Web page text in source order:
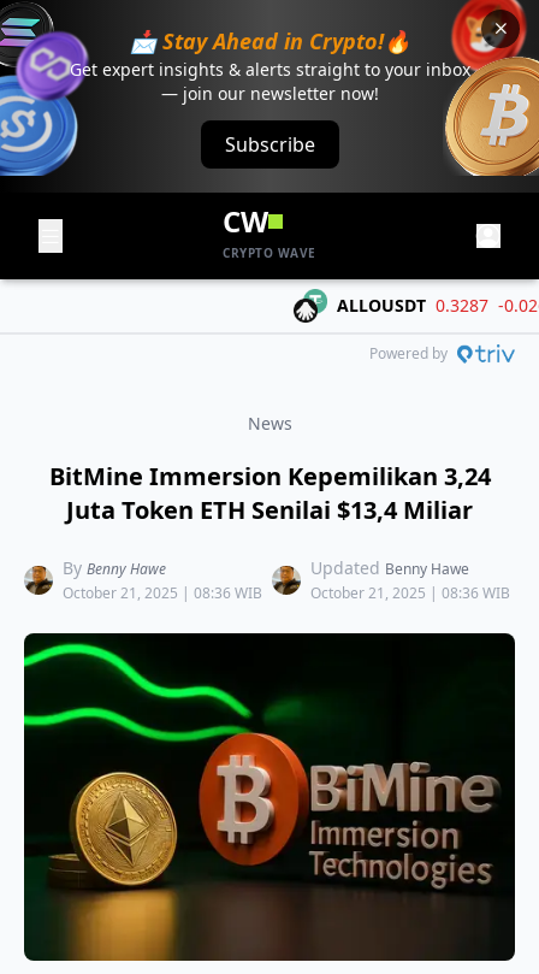
📩 Stay Ahead in Crypto!🔥
Get expert insights & alerts straight to your inbox
— join our newsletter now!
Subscribe
CW
CRYPTO WAVE
ALLOUSDT 0.3287 -0.0264
Powered by
News
BitMine Immersion Kepemilikan 3,24
Juta Token ETH Senilai $13,4 Miliar
By Benny Hawe
October 21, 2025 | 08:36 WIB
Updated Benny Hawe
October 21, 2025 | 08:36 WIB